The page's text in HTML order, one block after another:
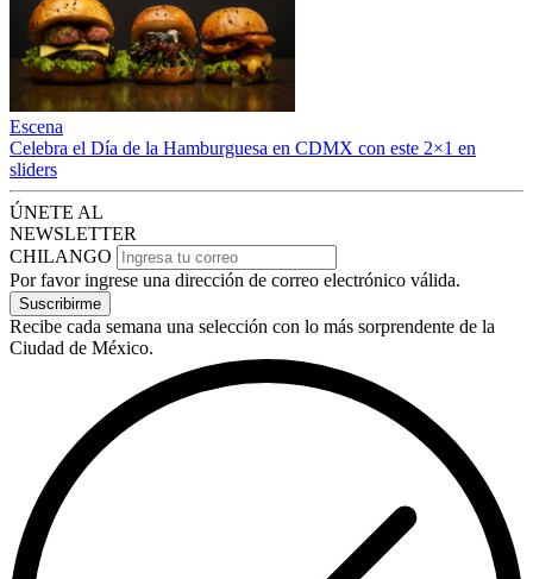
Escena
Celebra el Día de la Hamburguesa en CDMX con este 2×1 en
sliders
ÚNETE AL
NEWSLETTER
CHILANGO
Por favor ingrese una dirección de correo electrónico válida.
Suscribirme
Recibe cada semana una selección con lo más sorprendente de la
Ciudad de México.